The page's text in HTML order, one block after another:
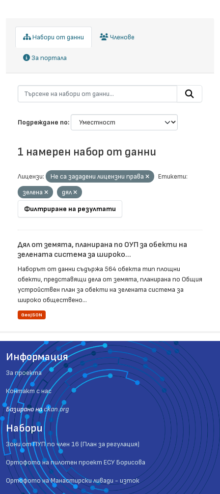
Набори от данни Членове
За портала
Подреждане по
1 намерен набор от данни
Лицензи: Не са зададени лицензни права
Етикети:
зелена
дял
Филтриране на резултати
Дял от земята, планирана по ОУП за обекти на
зелената система за широко...
Наборът от данни съдържа 564 обекта тип площни
обекти, представящи дела от земята, планирана по Общия
устройствен план за обекти на зелената система за
широко обществено...
GeoJSON
Информация
За проекта
Контакт с нас
Базиранo наckan.org
Набори
Зони от ПУП по член 16 (План за регулация)
Ортофото на пилотен проект ЕСУ Борисова
Ортофото на Манастирски ливади - изток